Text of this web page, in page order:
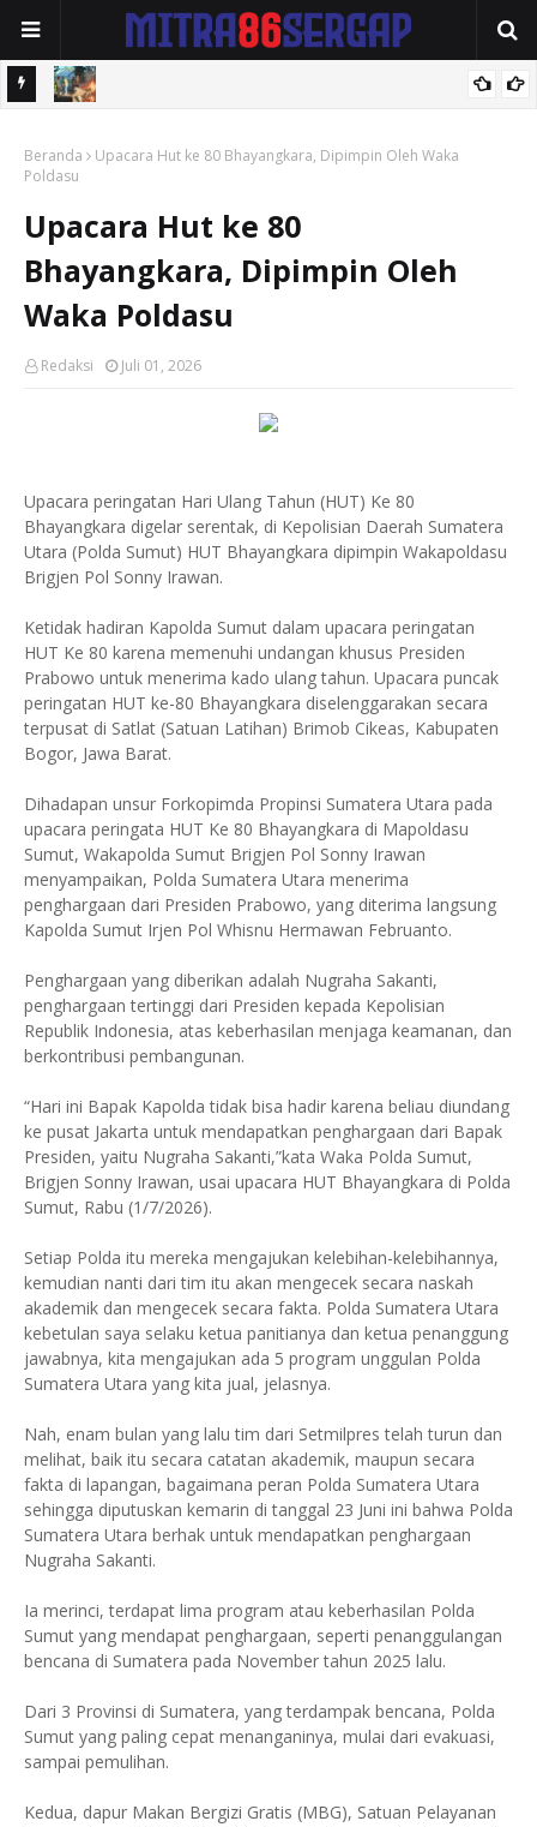
Giat GSN di Dusun Berkah Desa Bingkat
Beranda
Upacara Hut ke 80 Bhayangkara, Dipimpin Oleh Waka
Poldasu
Upacara Hut ke 80
Bhayangkara, Dipimpin Oleh
Waka Poldasu
Redaksi Juli 01, 2026
Upacara peringatan Hari Ulang Tahun (HUT) Ke 80
Bhayangkara digelar serentak, di Kepolisian Daerah Sumatera
Utara (Polda Sumut) HUT Bhayangkara dipimpin Wakapoldasu
Brigjen Pol Sonny Irawan.
Ketidak hadiran Kapolda Sumut dalam upacara peringatan
HUT Ke 80 karena memenuhi undangan khusus Presiden
Prabowo untuk menerima kado ulang tahun. Upacara puncak
peringatan HUT ke-80 Bhayangkara diselenggarakan secara
terpusat di Satlat (Satuan Latihan) Brimob Cikeas, Kabupaten
Bogor, Jawa Barat.
Dihadapan unsur Forkopimda Propinsi Sumatera Utara pada
upacara peringata HUT Ke 80 Bhayangkara di Mapoldasu
Sumut, Wakapolda Sumut Brigjen Pol Sonny Irawan
menyampaikan, Polda Sumatera Utara menerima
penghargaan dari Presiden Prabowo, yang diterima langsung
Kapolda Sumut Irjen Pol Whisnu Hermawan Februanto.
Penghargaan yang diberikan adalah Nugraha Sakanti,
penghargaan tertinggi dari Presiden kepada Kepolisian
Republik Indonesia, atas keberhasilan menjaga keamanan, dan
berkontribusi pembangunan.
“Hari ini Bapak Kapolda tidak bisa hadir karena beliau diundang
ke pusat Jakarta untuk mendapatkan penghargaan dari Bapak
Presiden, yaitu Nugraha Sakanti,”kata Waka Polda Sumut,
Brigjen Sonny Irawan, usai upacara HUT Bhayangkara di Polda
Sumut, Rabu (1/7/2026).
Setiap Polda itu mereka mengajukan kelebihan-kelebihannya,
kemudian nanti dari tim itu akan mengecek secara naskah
akademik dan mengecek secara fakta. Polda Sumatera Utara
kebetulan saya selaku ketua panitianya dan ketua penanggung
jawabnya, kita mengajukan ada 5 program unggulan Polda
Sumatera Utara yang kita jual, jelasnya.
Nah, enam bulan yang lalu tim dari Setmilpres telah turun dan
melihat, baik itu secara catatan akademik, maupun secara
fakta di lapangan, bagaimana peran Polda Sumatera Utara
sehingga diputuskan kemarin di tanggal 23 Juni ini bahwa Polda
Sumatera Utara berhak untuk mendapatkan penghargaan
Nugraha Sakanti.
Ia merinci, terdapat lima program atau keberhasilan Polda
Sumut yang mendapat penghargaan, seperti penanggulangan
bencana di Sumatera pada November tahun 2025 lalu.
Dari 3 Provinsi di Sumatera, yang terdampak bencana, Polda
Sumut yang paling cepat menanganinya, mulai dari evakuasi,
sampai pemulihan.
Kedua, dapur Makan Bergizi Gratis (MBG), Satuan Pelayanan